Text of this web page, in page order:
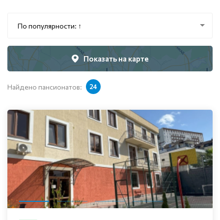
По популярности: ↑
Показать на карте
Найдено пансионатов: 24